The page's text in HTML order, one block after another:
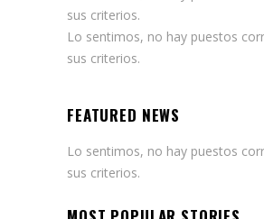
sus criterios.
Lo sentimos, no hay puestos
sus criterios.
FEATURED NEWS
Lo sentimos, no hay puestos
sus criterios.